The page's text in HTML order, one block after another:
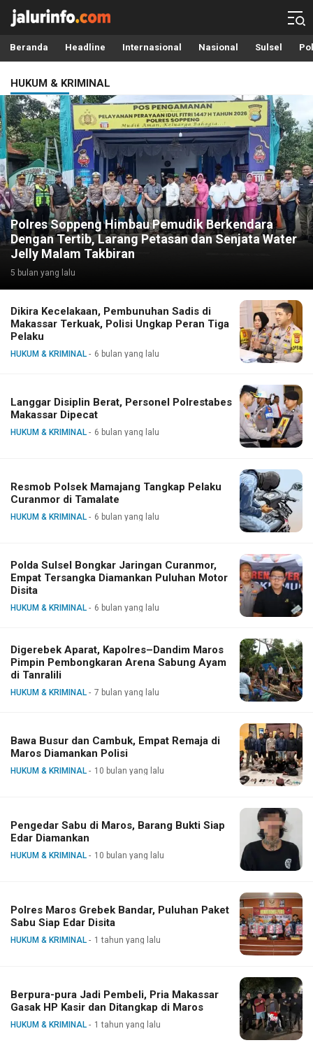
Info Terbaru, Berita Terkini Hari Ini, Jalurinfo.com
Terkini, Akurat dan Terpercaya
Beranda Headline Internasional Nasional Sulsel
HUKUM & KRIMINAL
Polres Soppeng Himbau Pemudik Berkendara
Dengan Tertib, Larang Petasan dan Senjata Water
Jelly Malam Takbiran
5 bulan yang lalu
Dikira Kecelakaan, Pembunuhan Sadis di
Makassar Terkuak, Polisi Ungkap Peran Tiga
Pelaku
HUKUM & KRIMINAL 6 bulan yang lalu
Langgar Disiplin Berat, Personel Polrestabes
Makassar Dipecat
HUKUM & KRIMINAL 6 bulan yang lalu
Resmob Polsek Mamajang Tangkap Pelaku
Curanmor di Tamalate
HUKUM & KRIMINAL 6 bulan yang lalu
Polda Sulsel Bongkar Jaringan Curanmor,
Empat Tersangka Diamankan Puluhan Motor
Disita
HUKUM & KRIMINAL 6 bulan yang lalu
Digerebek Aparat, Kapolres–Dandim Maros
Pimpin Pembongkaran Arena Sabung Ayam
di Tanralili
HUKUM & KRIMINAL 7 bulan yang lalu
Bawa Busur dan Cambuk, Empat Remaja di
Maros Diamankan Polisi
HUKUM & KRIMINAL 10 bulan yang lalu
Pengedar Sabu di Maros, Barang Bukti Siap
Edar Diamankan
HUKUM & KRIMINAL 10 bulan yang lalu
Polres Maros Grebek Bandar, Puluhan Paket
Sabu Siap Edar Disita
HUKUM & KRIMINAL 1 tahun yang lalu
Berpura-pura Jadi Pembeli, Pria Makassar
Gasak HP Kasir dan Ditangkap di Maros
HUKUM & KRIMINAL 1 tahun yang lalu